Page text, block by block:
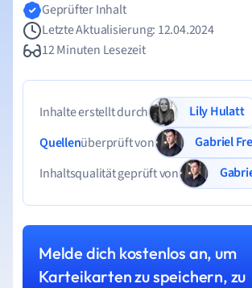
Geprüfter Inhalt
Letzte Aktualisierung: 12.04.2024
12 Minuten Lesezeit
Inhalte erstellt durch
Lily Hulatt
Quellenüberprüft von
Gabriel
Inhaltsqualität geprüft von
Melde dich kostenlos an, um
Karteikarten zu speichern, zu